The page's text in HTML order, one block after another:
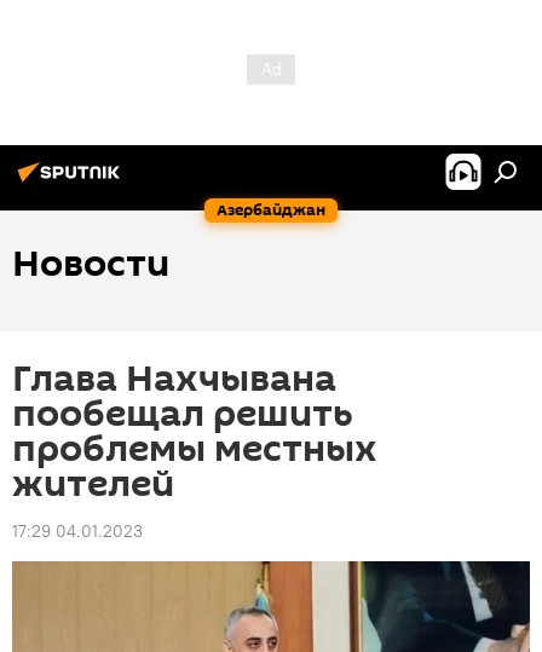
Азербайджан
Новости
Глава Нахчывана
пообещал решить
проблемы местных
жителей
17:29 04.01.2023